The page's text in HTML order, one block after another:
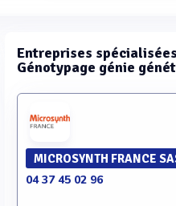
Entreprises
Génotypage génie
MICROSYNTH FRANCE
04 37 45 02 96